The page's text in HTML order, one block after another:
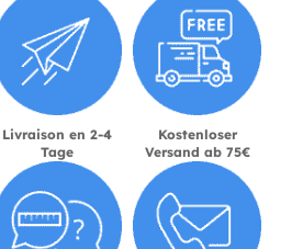
Livraison en 2-4
Tage
Kostenloser
Versand ab 75€